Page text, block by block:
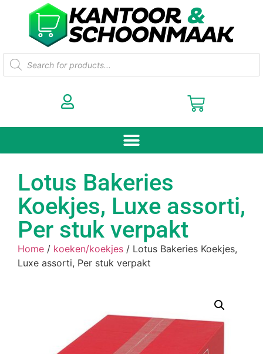
Lotus Bakeries
Koekjes, Luxe assorti,
Per stuk verpakt
Home / koeken/koekjes / Lotus Bakeries Koekjes,
Luxe assorti, Per stuk verpakt